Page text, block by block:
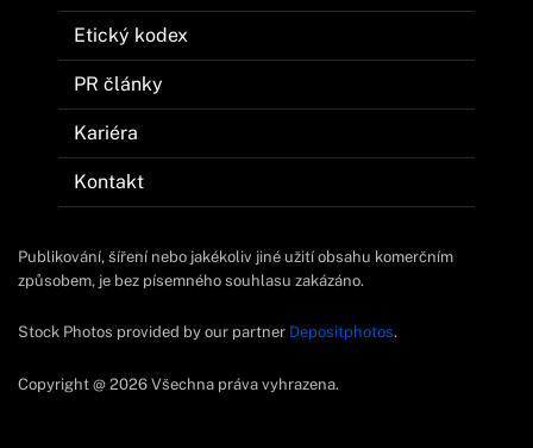
Etický kodex
PR články
Kariéra
Kontakt
Publikování, šíření nebo jakékoliv jiné užití obsahu komerčním
způsobem, je bez písemného souhlasu zakázáno.
Stock Photos provided by our partner Depositphotos.
Copyright @ 2026 Všechna práva vyhrazena.